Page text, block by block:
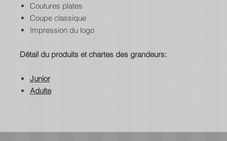
Coutures plates
Coupe classique
Impression du logo
Détail du produits et chartes des grandeurs:
Junior
Adulte